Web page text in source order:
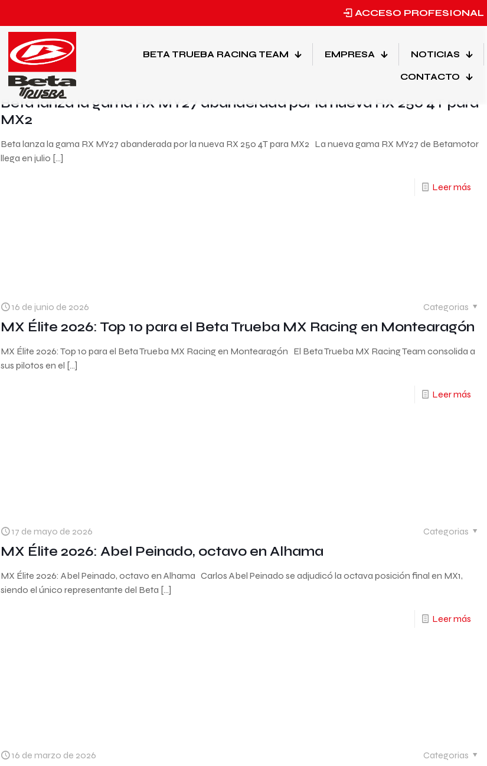
ACCESO PROFESIONAL
BETA TRUEBA RACING TEAM EMPRESA NOTICIAS
CONTACTO
16 de junio de 2026 Categorias
Beta lanza la gama RX MY27 abanderada por la nueva RX 250 4T para
MX2
Beta lanza la gama RX MY27 abanderada por la nueva RX 250 4T para MX2 La nueva gama RX MY27 de Betamotor
llega en julio […]
Leer más
16 de junio de 2026 Categorias
MX Élite 2026: Top 10 para el Beta Trueba MX Racing en Montearagón
MX Élite 2026: Top 10 para el Beta Trueba MX Racing en Montearagón El Beta Trueba MX Racing Team consolida a
sus pilotos en el […]
Leer más
17 de mayo de 2026 Categorias
MX Élite 2026: Abel Peinado, octavo en Alhama
MX Élite 2026: Abel Peinado, octavo en Alhama Carlos Abel Peinado se adjudicó la octava posición final en MX1,
siendo el único representante del Beta […]
Leer más
16 de marzo de 2026 Categorias